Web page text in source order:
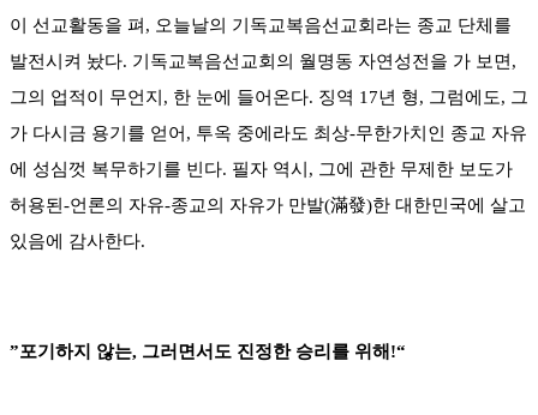
이 선교활동을 펴, 오늘날의 기독교복음선교회라는 종교 단체를
발전시켜 놨다. 기독교복음선교회의 월명동 자연성전을 가 보면,
그의 업적이 무언지, 한 눈에 들어온다. 징역 17년 형, 그럼에도, 그
가 다시금 용기를 얻어, 투옥 중에라도 최상-무한가치인 종교 자유
에 성심껏 복무하기를 빈다. 필자 역시, 그에 관한 무제한 보도가
허용된-언론의 자유-종교의 자유가 만발(滿發)한 대한민국에 살고
있음에 감사한다.
”포기하지 않는, 그러면서도 진정한 승리를 위해!“